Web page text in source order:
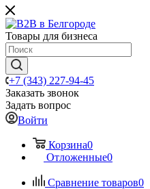
Товары для бизнеса
+7 (343) 227-94-45
Заказать звонок
Задать вопрос
Войти
Корзина0
Отложенные0
Сравнение товаров0